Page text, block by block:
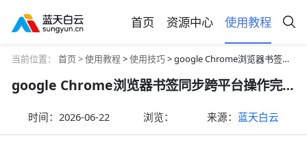
首页 资源中心 使用教程
当前位置： 首页 >使用教程>使用技巧> google Chrome浏览器书签同步跨平台操作完整方法
google Chrome浏览器书签同步跨平台操作完整方法
时间：2026-06-22 浏览： 来源： 蓝天白云